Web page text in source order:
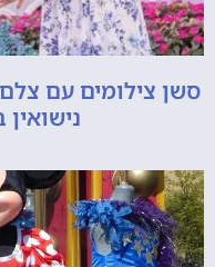
סשן צילומים עם
נישואין